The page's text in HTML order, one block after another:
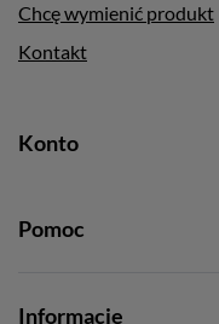
Chcę wymienić produkt
Kontakt
Konto
Pomoc
Informacje